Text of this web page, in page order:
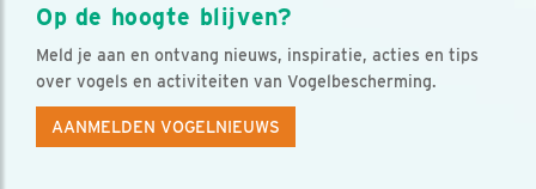
Op de hoogte blijven?
Meld je aan en ontvang nieuws, inspiratie, acties en tips
over vogels en activiteiten van Vogelbescherming.
AANMELDEN VOGELNIEUWS